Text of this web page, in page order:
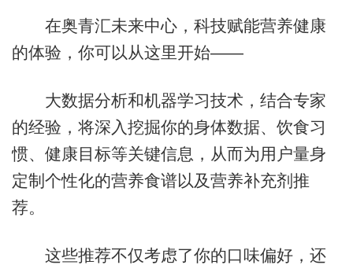
在奥青汇未来中心，科技赋能营养健康
的体验，你可以从这里开始——
大数据分析和机器学习技术，结合专家
的经验，将深入挖掘你的身体数据、饮食习
惯、健康目标等关键信息，从而为用户量身
定制个性化的营养食谱以及营养补充剂推
荐。
这些推荐不仅考虑了你的口味偏好，还